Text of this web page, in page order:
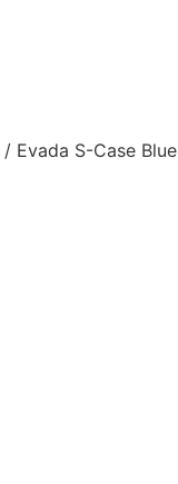
/ Evada S-Case Blue